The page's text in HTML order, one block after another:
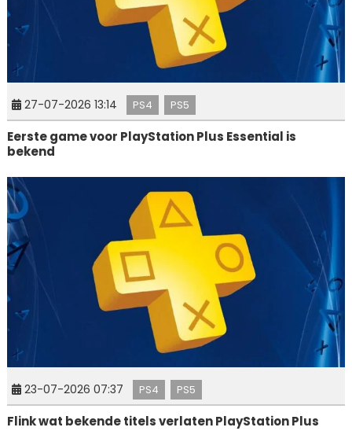
27-07-2026 13:14 PS4 PS5
Eerste game voor PlayStation Plus Essential is
bekend
23-07-2026 07:37 PS4 PS5
Flink wat bekende titels verlaten PlayStation Plus